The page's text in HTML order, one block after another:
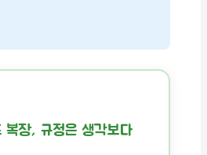
복장, 규정은 생각보다